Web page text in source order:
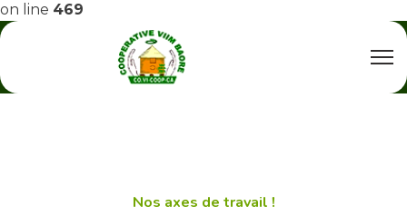
on line 469
Nos axes de travail !